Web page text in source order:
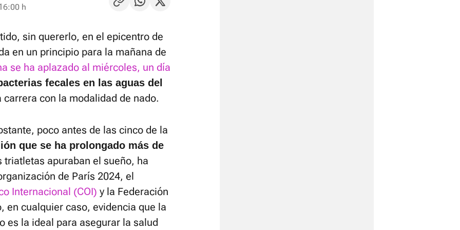
h
sin quererlo, en el epicentro de
en un principio para la mañana de
se ha aplazado al miércoles, un día
fecales en las aguas del
con la modalidad de nado.
poco antes de las cinco de la
que se ha prolongado más de
apuraban el sueño, ha
de París 2024, el
Internacional (COI) y la Federación
en cualquier caso, evidencia que la
es la ideal para asegurar la salud